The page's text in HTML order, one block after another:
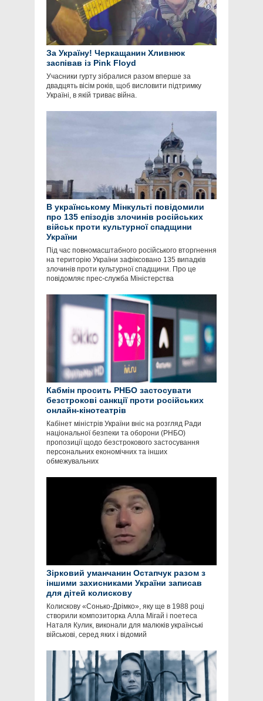
За Україну! Черкащанин Хливнюк
заспівав із Pink Floyd
Учасники гурту зібралися разом вперше за
двадцять вісім років, щоб висловити підтримку
Україні, в якій триває війна.
В українському Мінкульті повідомили
про 135 епізодів злочинів російських
військ проти культурної спадщини
України
Під час повномасштабного російського вторгнення
на територію України зафіксовано 135 випадків
злочинів проти культурної спадщини. Про це
повідомляє прес-служба Міністерства
Кабмін просить РНБО застосувати
безстрокові санкції проти російських
онлайн-кінотеатрів
Кабінет міністрів України вніс на розгляд Ради
національної безпеки та оборони (РНБО)
пропозиції щодо безстрокового застосування
персональних економічних та інших
обмежувальних
Зірковий уманчанин Остапчук разом з
іншими захисниками України записав
для дітей колискову
Колискову «Сонько-Дрімко», яку ще в 1988 році
створили композиторка Алла Мігай і поетеса
Наталя Кулик, виконали для малюків українські
військові, серед яких і відомий